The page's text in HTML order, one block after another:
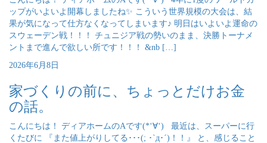
ップがいよいよ開幕しましたね✨ こういう世界規模の大会は、結
果が気になって仕方なくなってしまいます♪ 明日はいよいよ運命の
スウェーデン戦！！！ チュニジア戦の勢いのまま、決勝トーナメ
ントまで進んで欲しい所です！！！ &nb […]
2026年6月8日
家づくりの前に、ちょっとだけお金
の話。
こんにちは！ ディアホームのAです(*‘∀‘) 最近は、スーパーに行
くたびに 『また値上がりしてる･･･(; ･`д･´)！！』 と、感じること